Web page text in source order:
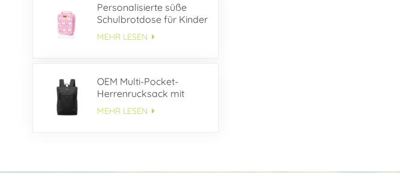
Personalisierte süße
Schulbrotdose für Kinder
MEHR LESEN
OEM Multi-Pocket-
Herrenrucksack mit
großem
Fassungsvermögen
MEHR LESEN